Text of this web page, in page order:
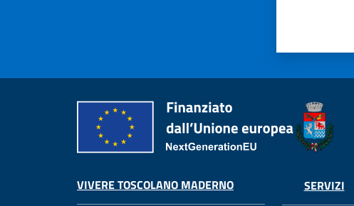
VIVERE TOSCOLANO MADERNO SERVIZI